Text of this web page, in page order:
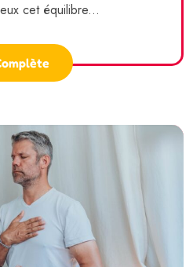
cet équilibre...